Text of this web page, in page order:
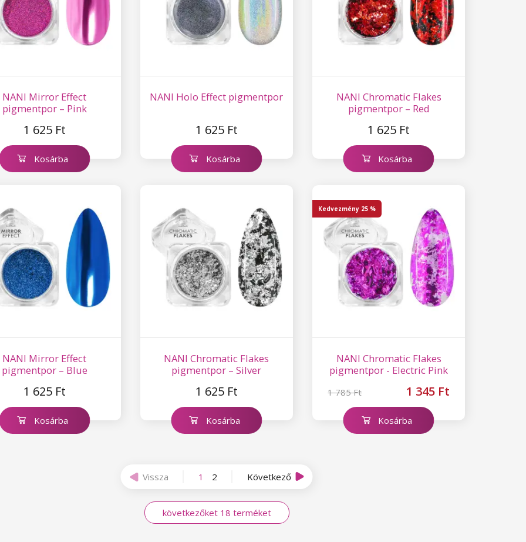
NANI Mirror Effect
pigmentpor – Pink
1 625 Ft
Kosárba
NANI Holo Effect pigmentpor
1 625 Ft
Kosárba
NANI Chromatic Flakes
pigmentpor – Red
1 625 Ft
Kosárba
NANI Mirror Effect
pigmentpor – Blue
1 625 Ft
Kosárba
NANI Chromatic Flakes
pigmentpor – Silver
1 625 Ft
Kosárba
NANI Chromatic Flakes
pigmentpor - Electric Pink
1 785 Ft 1 345 Ft
Kedvezmény 25 %
Kosárba
Vissza 1 2 Következő
következőket 18 terméket